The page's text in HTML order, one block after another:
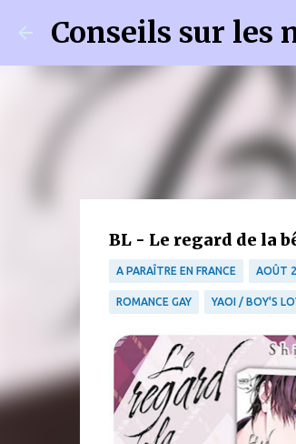
Conseils sur les
BL - Le regard de la
A PARAÎTRE EN FRANCE AOÛT
ROMANCE GAY YAOI / BOY'S